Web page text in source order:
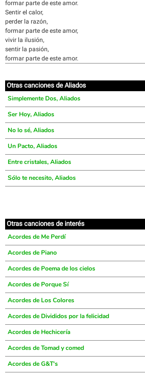
formar parte de este amor.
Sentir el calor,
perder la razón,
formar parte de este amor,
vivir la ilusión,
sentir la pasión,
formar parte de este amor.
Otras canciones de Aliados
Simplemente Dos, Aliados
Ser Hoy, Aliados
No lo sé, Aliados
Un Pacto, Aliados
Entre cristales, Aliados
Sólo te necesito, Aliados
Otras canciones de interés
Acordes de Me Perdí
Acordes de Piano
Acordes de Poema de los cielos
Acordes de Porque Sí
Acordes de Los Colores
Acordes de Divididos por la felicidad
Acordes de Hechicería
Acordes de Tomad y comed
Acordes de G&T's